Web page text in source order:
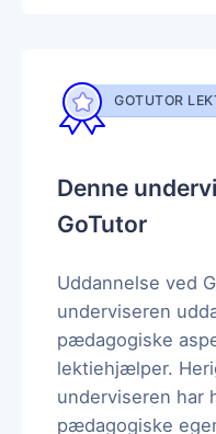
GOTUTOR
Denne
GoTutor
Uddannelse ved
underviseren
pædagogiske
lektiehjælper.
underviseren har
pædagogiske